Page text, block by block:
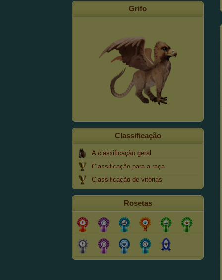
Grifo
Classificação
A classificação geral
Classificação para a raça
Classificação de vitórias
Rosetas